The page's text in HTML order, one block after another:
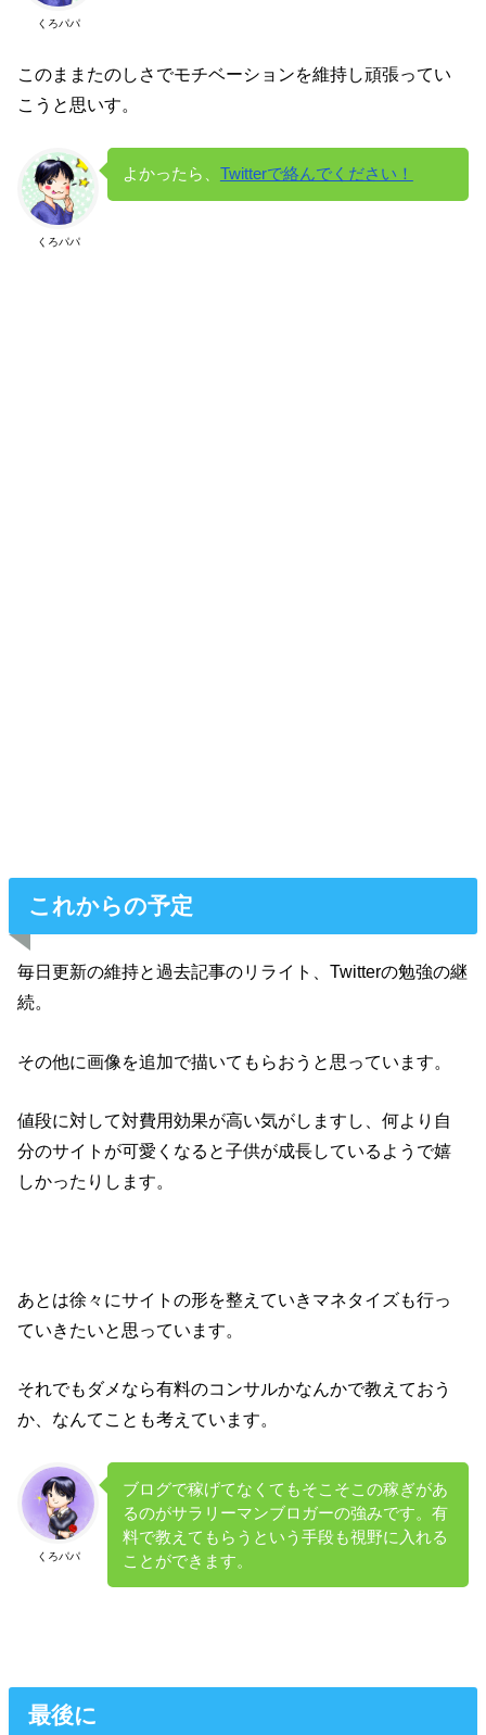
くろパパ
このままたのしさでモチベーションを維持し頑張ってい
こうと思いす。
くろパパ
よかったら、 Twitterで絡んでください！
これからの予定
毎日更新の維持と過去記事のリライト、Twitterの勉強の継
続。
その他に画像を追加で描いてもらおうと思っています。
値段に対して対費用効果が高い気がしますし、何より自
分のサイトが可愛くなると子供が成長しているようで嬉
しかったりします。
あとは徐々にサイトの形を整えていきマネタイズも行っ
ていきたいと思っています。
それでもダメなら有料のコンサルかなんかで教えておう
か、なんてことも考えています。
くろパパ
ブログで稼げてなくてもそこそこの稼ぎがあ
るのがサラリーマンブロガーの強みです。有
料で教えてもらうという手段も視野に入れる
ことができます。
最後に